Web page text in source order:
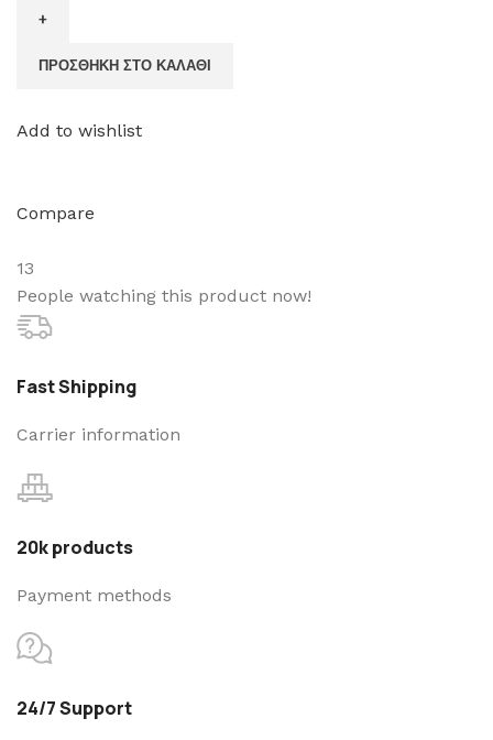
ΠΡΟΣΘΉΚΗ ΣΤΟ ΚΑΛΆΘΙ
Add to wishlist
Compare
13
People watching this product now!
Fast Shipping
Carrier information
20k products
Payment methods
24/7 Support